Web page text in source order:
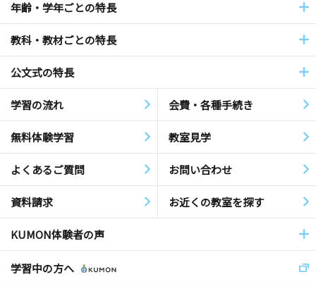
年齢・学年ごとの特長
教科・教材ごとの特長
公文式の特長
学習の流れ 会費・各種手続き
無料体験学習 教室見学
よくあるご質問 お問い合わせ
資料請求 お近くの教室を探す
KUMON体験者の声
学習中の方へ